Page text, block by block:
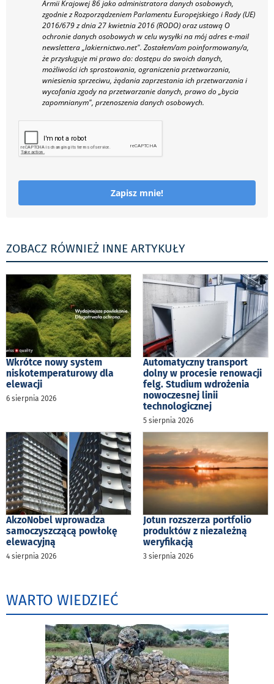
Armii Krajowej 86 jako administratora danych osobowych,
zgodnie z Rozporządzeniem Parlamentu Europejskiego i Rady (UE)
2016/679 z dnia 27 kwietnia 2016 (RODO) oraz ustawą O
ochronie danych osobowych w celu wysyłki na mój adres e-mail
newslettera „lakiernictwo.net". Zostałem/am poinformowany/a,
że przysługuje mi prawo do: dostępu do swoich danych,
możliwości ich sprostowania, ograniczenia przetwarzania,
wniesienia sprzeciwu, żądania zaprzestania ich przetwarzania i
wycofania zgody na przetwarzanie danych, prawo do „bycia
zapomnianym", przenoszenia danych osobowych.
Zapisz mnie!
ZOBACZ RÓWNIEŻ INNE ARTYKUŁY
Wkrótce nowy system
niskotemperaturowy dla
elewacji
6 sierpnia 2026
Automatyczny transport
dolny w procesie renowacji
felg. Studium wdrożenia
nowoczesnej linii
technologicznej
5 sierpnia 2026
AkzoNobel wprowadza
samoczyszczącą powłokę
elewacyjną
4 sierpnia 2026
Jotun rozszerza portfolio
produktów z niezależną
weryfikacją
3 sierpnia 2026
WARTO WIEDZIEĆ